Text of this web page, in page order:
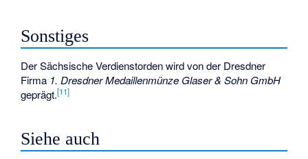
Sonstiges
Der Sächsische Verdienstorden wird von der Dresdner
Firma 1. Dresdner Medaillenmünze Glaser & Sohn GmbH
geprägt.[11]
Siehe auch